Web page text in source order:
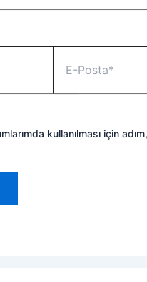
Posta*
kullanılması için